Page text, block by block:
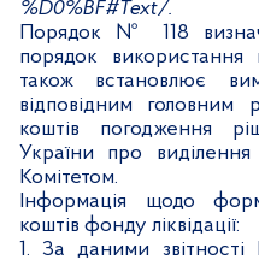
%D0%BF#Text/.
Порядок № 118
порядок використання
також встановлює
відповідним головним
коштів погодження
України про виділення
Комітетом.
Інформація щодо
коштів фонду ліквідації:
1. За даними звітності